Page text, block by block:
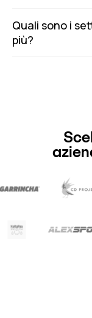
Quali sono i
più?